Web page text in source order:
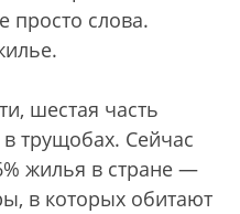
просто слова.
шестая часть
трущобах. Сейчас
жилья в стране —
в которых обитают